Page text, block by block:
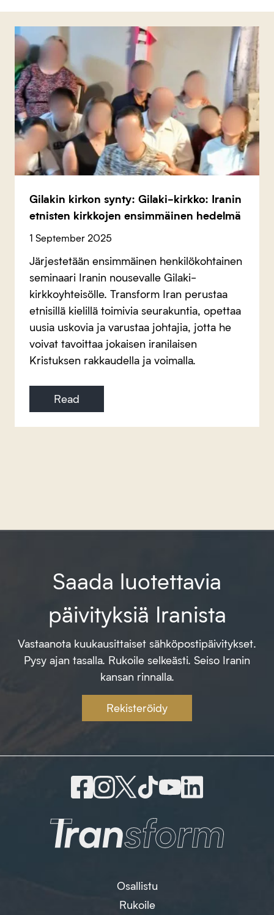
Gilakin kirkon synty: Gilaki-kirkko: Iranin
etnisten kirkkojen ensimmäinen hedelmä
1 September 2025
Järjestetään ensimmäinen henkilökohtainen
seminaari Iranin nousevalle Gilaki-
kirkkoyhteisölle. Transform Iran perustaa
etnisillä kielillä toimivia seurakuntia, opettaa
uusia uskovia ja varustaa johtajia, jotta he
voivat tavoittaa jokaisen iranilaisen
Kristuksen rakkaudella ja voimalla.
Read
Saada luotettavia
päivityksiä Iranista
Vastaanota kuukausittaiset sähköpostipäivitykset.
Pysy ajan tasalla. Rukoile selkeästi. Seiso Iranin
kansan rinnalla.
Rekisteröidy
Osallistu
Rukoile